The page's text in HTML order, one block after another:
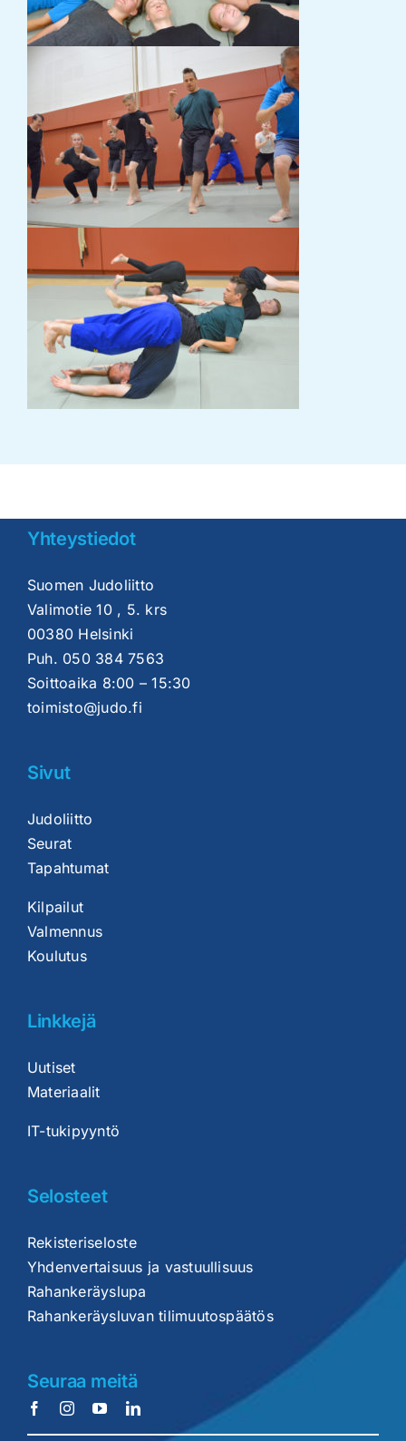
Yhteystiedot
Suomen Judoliitto
Valimotie 10 , 5. krs
00380 Helsinki
Puh. 050 384 7563
Soittoaika 8:00 – 15:30
toimisto@judo.fi
Sivut
Judoliitto
Seurat
Tapahtumat
Kilpailut
Valmennus
Koulutus
Linkkejä
Uutiset
Materiaalit
IT-tukipyyntö
Selosteet
Rekisteriseloste
Yhdenvertaisuus ja vastuullisuus
Rahankeräyslupa
Rahankeräysluvan tilimuutospäätös
Seuraa meitä